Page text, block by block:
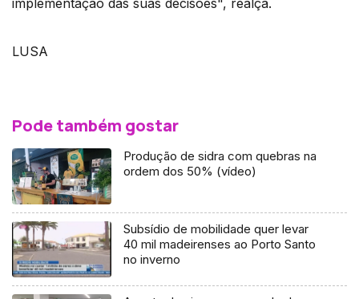
implementação das suas decisões", realça.
LUSA
Pode também gostar
Produção de sidra com quebras na
ordem dos 50% (vídeo)
Subsídio de mobilidade quer levar
40 mil madeirenses ao Porto Santo
no inverno